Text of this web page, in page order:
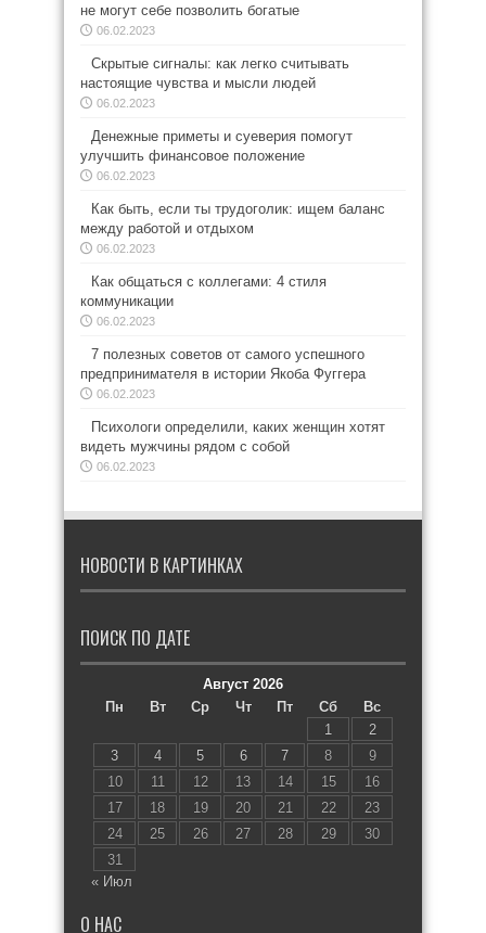
не могут себе позволить богатые
06.02.2023
Скрытые сигналы: как легко считывать
настоящие чувства и мысли людей
06.02.2023
Денежные приметы и суеверия помогут
улучшить финансовое положение
06.02.2023
Как быть, если ты трудоголик: ищем баланс
между работой и отдыхом
06.02.2023
Как общаться с коллегами: 4 стиля
коммуникации
06.02.2023
7 полезных советов от самого успешного
предпринимателя в истории Якоба Фуггера
06.02.2023
Психологи определили, каких женщин хотят
видеть мужчины рядом с собой
06.02.2023
НОВОСТИ В КАРТИНКАХ
ПОИСК ПО ДАТЕ
Август 2026
Пн
Вт Ср Чт Пт Сб
Вс
1
2
3
4 5 6 7 8
9
10
11 12 13 14 15
16
17
18 19 20 21 22
23
24
25 26 27 28 29
30
31
« Июл
О НАС